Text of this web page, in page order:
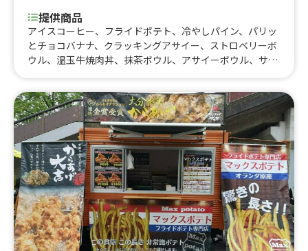
提供商品
アイスコーヒー、フライドポテト、冷やしパイン、パリッ
とチョコバナナ、クラッキングアサイー、ストロベリーボ
ウル、温玉牛焼肉丼、抹茶ボウル、アサイーボウル、サク